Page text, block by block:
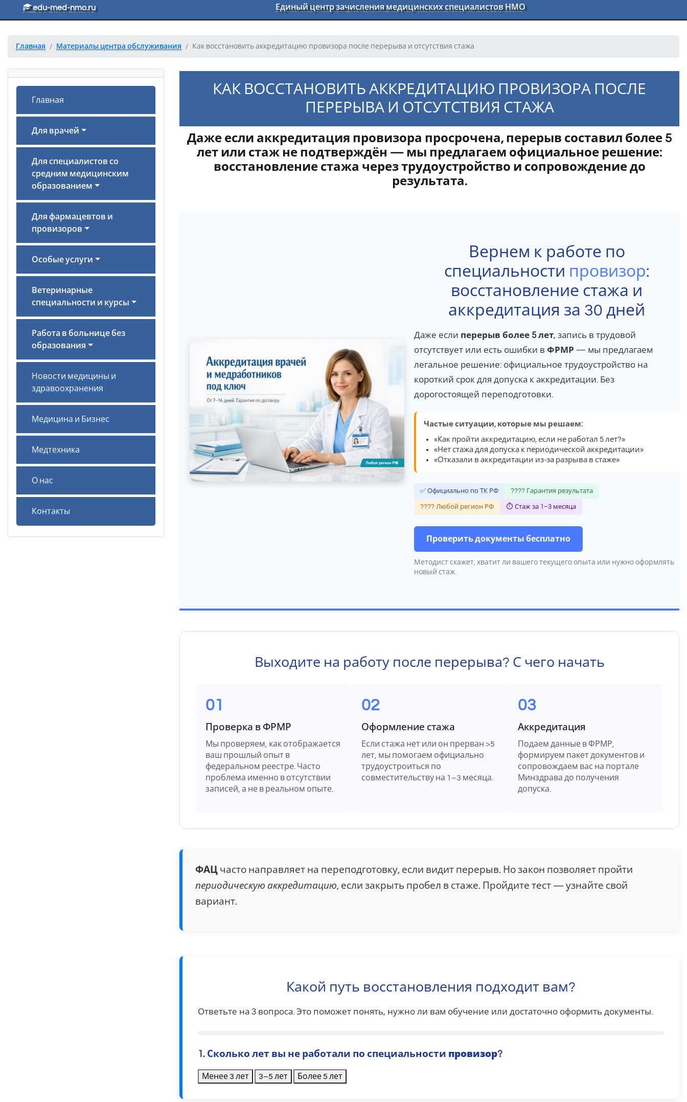
Перейти к основному тексту
edu-med-nmo.ru Единый центр зачисления медицинских специалистов НМО
Главная Материалы центра обслуживания Как восстановить аккредитацию провизора после перерыва и отсутствия стажа
Главная
Для врачей
Для специалистов со
средним медицинским
образованием
Для фармацевтов и
провизоров
Особые услуги
Ветеринарные
специальности и курсы
Работа в больнице без
образования
Новости медицины и
здравоохранения
Медицина и Бизнес
Медтехника
О нас
Контакты
КАК ВОССТАНОВИТЬ АККРЕДИТАЦИЮ ПРОВИЗОРА ПОСЛЕ
ПЕРЕРЫВА И ОТСУТСТВИЯ СТАЖА
Даже если аккредитация провизора просрочена, перерыв составил более 5
лет или стаж не подтверждён — мы предлагаем официальное решение:
восстановление стажа через трудоустройство и сопровождение до
результата.
Вернем к работе по
специальности провизор:
восстановление стажа и
аккредитация за 30 дней
Даже если перерыв более 5 лет, запись в трудовой
отсутствует или есть ошибки в ФРМР — мы предлагаем
легальное решение: официальное трудоустройство на
короткий срок для допуска к аккредитации. Без
дорогостоящей переподготовки.
Частые ситуации, которые мы решаем:
«Как пройти аккредитацию, если не работал 5 лет?»
«Нет стажа для допуска к периодической аккредитации»
«Отказали в аккредитации из-за разрыва в стаже»
✅ Официально по ТК РФ ???? Гарантия результата
???? Любой регион РФ ⏱ Стаж за 1–3 месяца
Проверить документы бесплатно
Методист скажет, хватит ли вашего текущего опыта или нужно оформлять
новый стаж.
Выходите на работу после перерыва? С чего начать
01
Проверка в ФРМР
Мы проверяем, как отображается
ваш прошлый опыт в
федеральном реестре. Часто
проблема именно в отсутствии
записей, а не в реальном опыте.
02
Оформление стажа
Если стажа нет или он прерван >5
лет, мы помогаем официально
трудоустроиться по
совместительству на 1–3 месяца.
03
Аккредитация
Подаем данные в ФРМР,
формируем пакет документов и
сопровождаем вас на портале
Минздрава до получения
допуска.
ФАЦ часто направляет на переподготовку, если видит перерыв. Но закон позволяет пройти
периодическую аккредитацию, если закрыть пробел в стаже. Пройдите тест — узнайте свой
вариант.
Какой путь восстановления подходит вам?
Ответьте на 3 вопроса. Это поможет понять, нужно ли вам обучение или достаточно оформить документы.
1. Сколько лет вы не работали по специальности провизор?
Менее 3 лет 3–5 лет Более 5 лет